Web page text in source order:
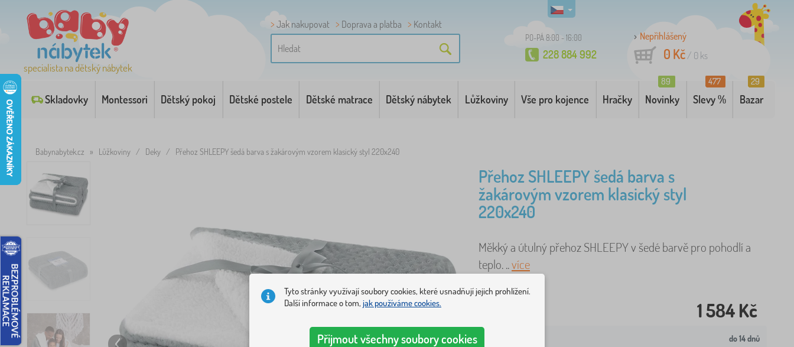
specialista na dětský nábytek
Jak nakupovat Doprava a platba Kontakt
PO-PÁ 8:00 - 16:00
228 884 992
Nepřihlášený
0 Kč/ 0 ks
Skladovky Montessori Dětský pokoj Dětské postele Dětské matrace Dětský nábytek Lůžkoviny Vše pro kojence Hračky Novinky
89
Slevy %
477
Bazar
29
Babynabytek.cz » Lůžkoviny / Deky / Přehoz SHLEEPY šedá barva s žakárovým vzorem klasický styl 220x240
Přehoz SHLEEPY šedá barva s
žakárovým vzorem klasický styl
220x240
Měkký a útulný přehoz SHLEEPY v šedé barvě pro pohodlí a
teplo. ..více
1 584 Kč
do 14 dnů
Tyto stránky využívají soubory cookies, které usnadňují jejich prohlížení.
Další informace o tom, jak používáme cookies.
Přijmout všechny soubory cookies